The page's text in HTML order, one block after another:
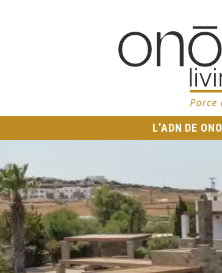
L’ADN DE ONO